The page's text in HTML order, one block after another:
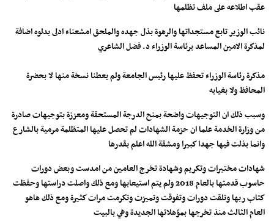
عقب اطلاعه على ملف تظلمها
نائب الوزير تابع مستجداتها والرهوة بذل جهده والملحق امشعناء ادلى بدلوه اضافة
لمذكرة الامين المساعد برئاسة الوزراء د. فضل الشاعري
مذكرة رئاسة الوزراء تحفظ عليها رئيس الجامعة ولم يعطنا نسخة منها لا بحضرة
المحافظ ولا بغيابه
وسبب ذلك ان التوجيهات واضحة بمنح الدرجة المستحقة ومعززة بتوجيهات صادرة
من وزارة الخدمة علما ان حزمة الشهادات لم تحصل عليها المتظلمة مرمية بالشارع
وانما بذلت فيها جهدا كبيرا ومشقة الله اعلم بقدرها
شهادات مختبرات وتكريم وشهادة تخرج العامين من امدست وبعض دورات
حاسوب قدمتها بالعام 2018 ولم يتم استيعابها ومع ذلك واصلت دراستها وحفظت
كتاب ربها وتلقت دورات وتفوقت وتميزت وتكرمت مرات كثيرة ومع ذلك هاهو
العام الثالث منذ تخرجها بمؤهلاتها الجديدة وهي بالبيت